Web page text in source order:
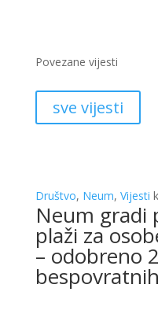
Povezane vijesti
sve vijesti
Društvo, Neum, Vijesti
Neum gradi
plaži za
– odobreno